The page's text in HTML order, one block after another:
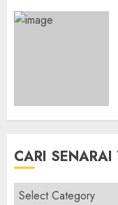
CARI
Cari